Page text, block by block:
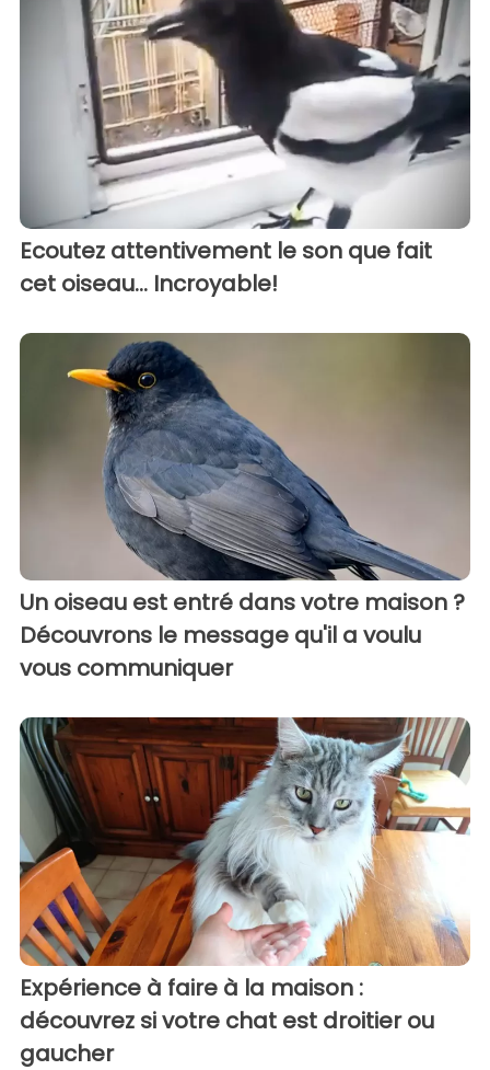
Ecoutez attentivement le son que fait
cet oiseau... Incroyable!
Un oiseau est entré dans votre maison ?
Découvrons le message qu'il a voulu
vous communiquer
Expérience à faire à la maison :
découvrez si votre chat est droitier ou
gaucher